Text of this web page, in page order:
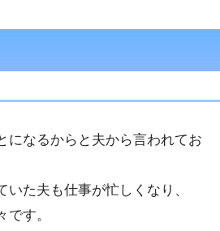
になるからと夫から言われてお
た夫も仕事が忙しくなり、
す。